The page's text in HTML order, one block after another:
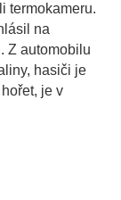
termokameru.
na
Z automobilu
hasiči je
je v